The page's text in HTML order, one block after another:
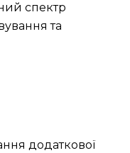
спектр
та
додаткової